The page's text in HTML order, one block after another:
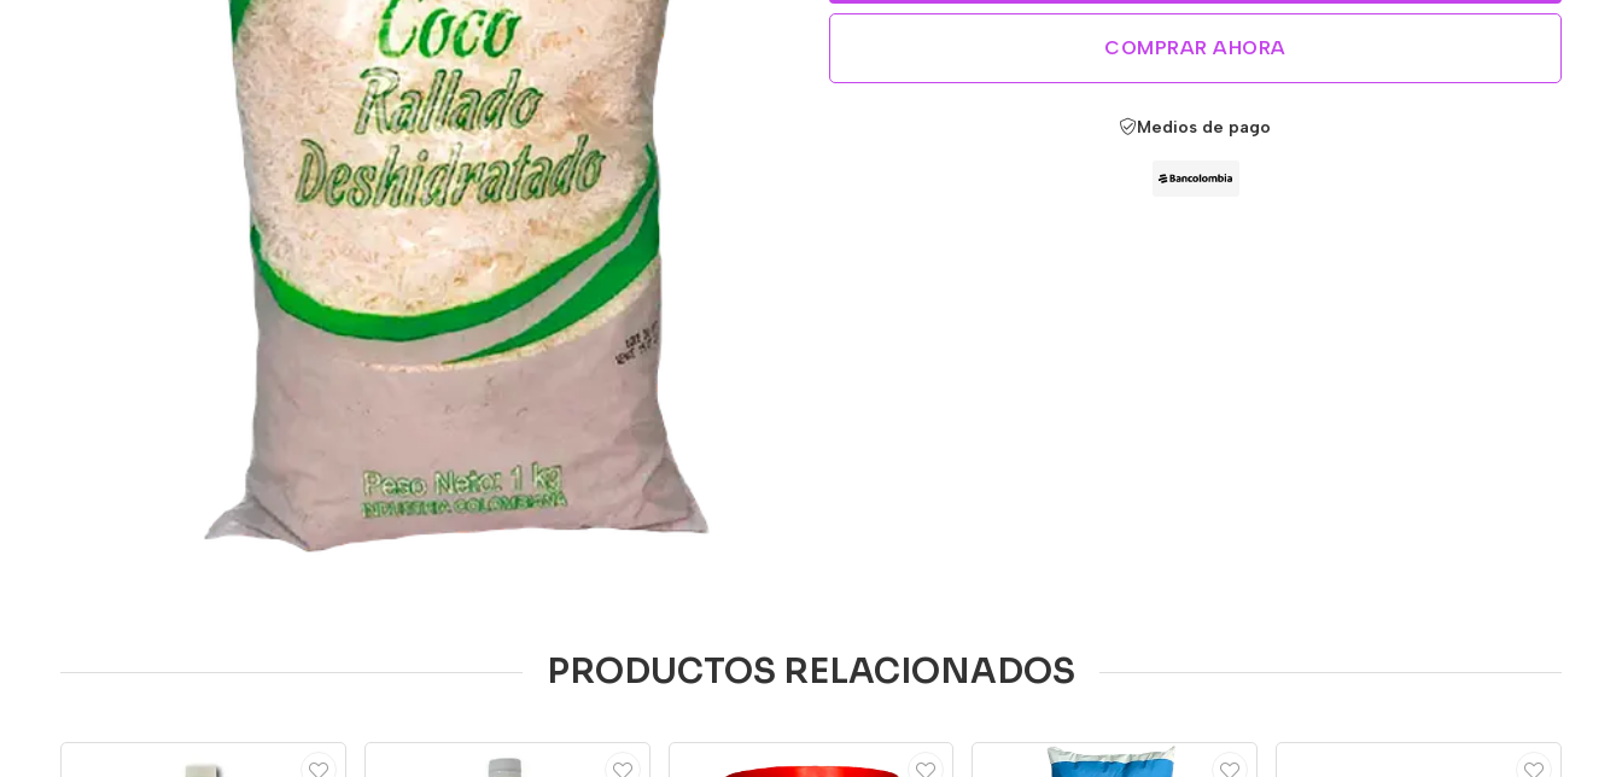
COMPRAR AHORA
Medios de pago
PRODUCTOS RELACIONADOS